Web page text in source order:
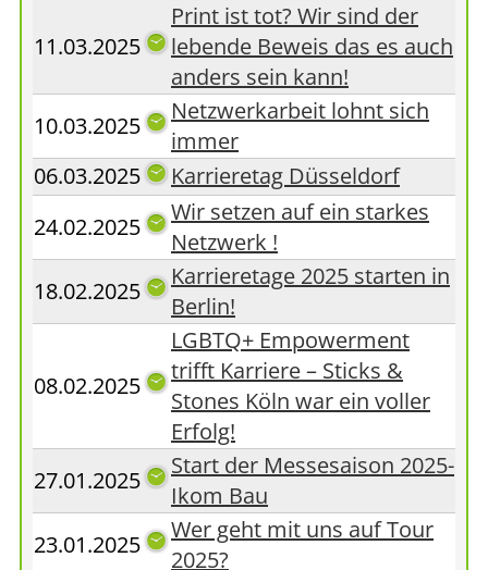
11.03.2025
Print ist tot? Wir sind der
lebende Beweis das es auch
anders sein kann!
10.03.2025
Netzwerkarbeit lohnt sich
immer
06.03.2025
Karrieretag Düsseldorf
24.02.2025
Wir setzen auf ein starkes
Netzwerk !
18.02.2025
Karrieretage 2025 starten in
Berlin!
08.02.2025
LGBTQ+ Empowerment
trifft Karriere – Sticks &
Stones Köln war ein voller
Erfolg!
27.01.2025
Start der Messesaison 2025-
Ikom Bau
23.01.2025
Wer geht mit uns auf Tour
2025?